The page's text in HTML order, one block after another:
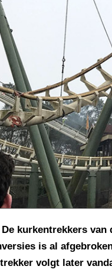
De kurkentrekkers van
is al
volgt later